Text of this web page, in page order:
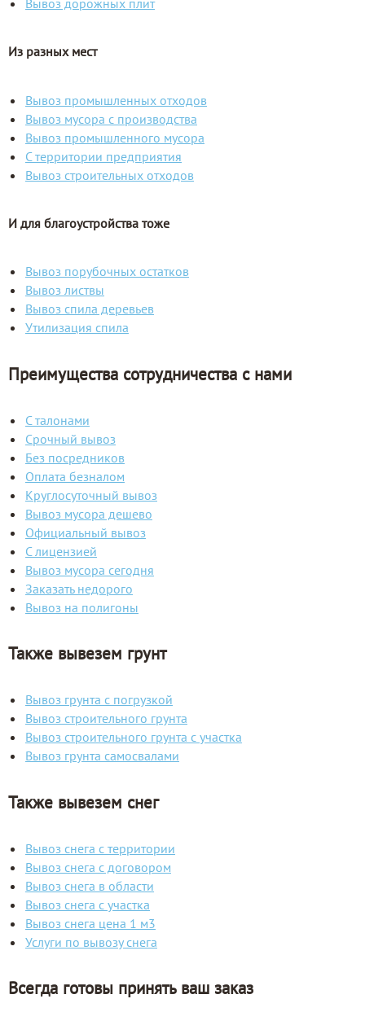
Вывоз дорожных плит
Из разных мест
Вывоз промышленных отходов
Вывоз мусора с производства
Вывоз промышленного мусора
С территории предприятия
Вывоз строительных отходов
И для благоустройства тоже
Вывоз порубочных остатков
Вывоз листвы
Вывоз спила деревьев
Утилизация спила
Преимущества сотрудничества с нами
С талонами
Срочный вывоз
Без посредников
Оплата безналом
Круглосуточный вывоз
Вывоз мусора дешево
Официальный вывоз
С лицензией
Вывоз мусора сегодня
Заказать недорого
Вывоз на полигоны
Также вывезем грунт
Вывоз грунта с погрузкой
Вывоз строительного грунта
Вывоз строительного грунта с участка
Вывоз грунта самосвалами
Также вывезем снег
Вывоз снега с территории
Вывоз снега с договором
Вывоз снега в области
Вывоз снега с участка
Вывоз снега цена 1 м3
Услуги по вывозу снега
Всегда готовы принять ваш заказ